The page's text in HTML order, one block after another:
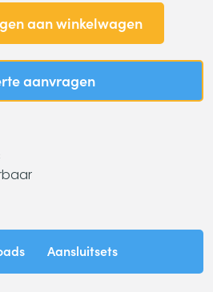
aan winkelwagen
aanvragen
Aansluitsets